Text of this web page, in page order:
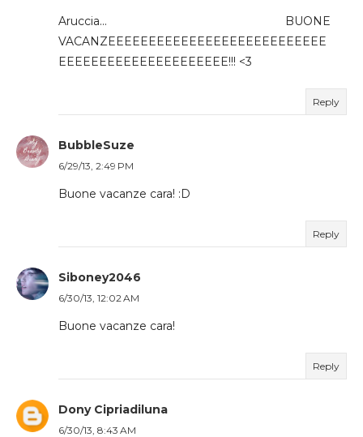
Aruccia... BUONE
VACANZEEEEEEEEEEEEEEEEEEEEEEEEEEE
EEEEEEEEEEEEEEEEEEEEE!!! <3
Reply
BubbleSuze
6/29/13, 2:49 PM
Buone vacanze cara! :D
Reply
Siboney2046
6/30/13, 12:02 AM
Buone vacanze cara!
Reply
Dony Cipriadiluna
6/30/13, 8:43 AM